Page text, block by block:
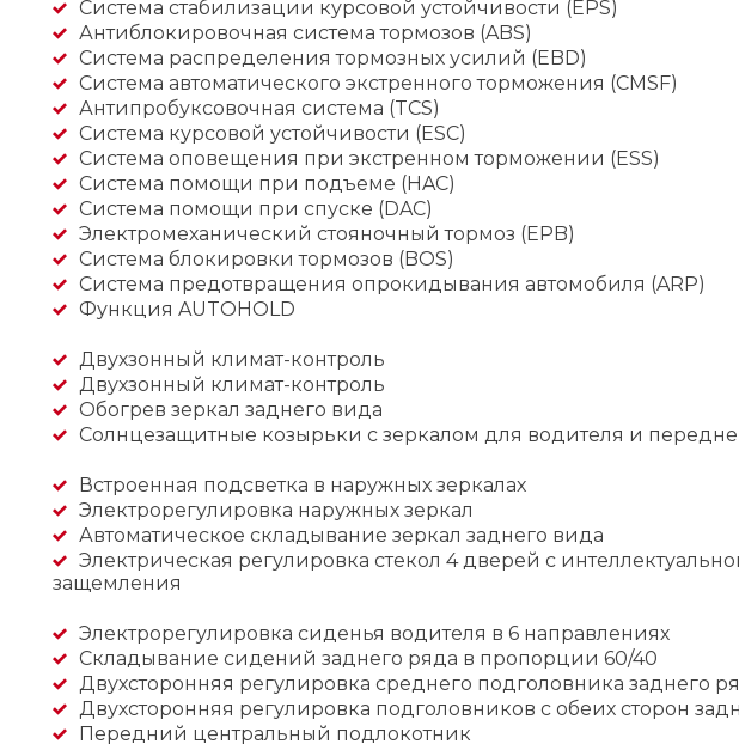
Система стабилизации курсовой устойчивости (EPS)
Антиблокировочная система тормозов (ABS)
Система распределения тормозных усилий (EBD)
Система автоматического экстренного торможения (CMSF)
Антипробуксовочная система (TCS)
Система курсовой устойчивости (ESC)
Система оповещения при экстренном торможении (ESS)
Система помощи при подъеме (HAC)
Система помощи при спуске (DAC)
Электромеханический стояночный тормоз (EPB)
Система блокировки тормозов (BOS)
Система предотвращения опрокидывания автомобиля (ARP)
Функция AUTOHOLD
Двухзонный климат-контроль
Двухзонный климат-контроль
Обогрев зеркал заднего вида
Солнцезащитные козырьки с зеркалом для водителя и
Встроенная подсветка в наружных зеркалах
Электрорегулировка наружных зеркал
Автоматическое складывание зеркал заднего вида
Электрическая регулировка стекол 4 дверей с
защемления
Электрорегулировка сиденья водителя в 6 направлениях
Складывание сидений заднего ряда в пропорции 60/40
Двухсторонняя регулировка среднего подголовника заднего
Двухсторонняя регулировка подголовников с обеих сторон
Передний центральный подлокотник